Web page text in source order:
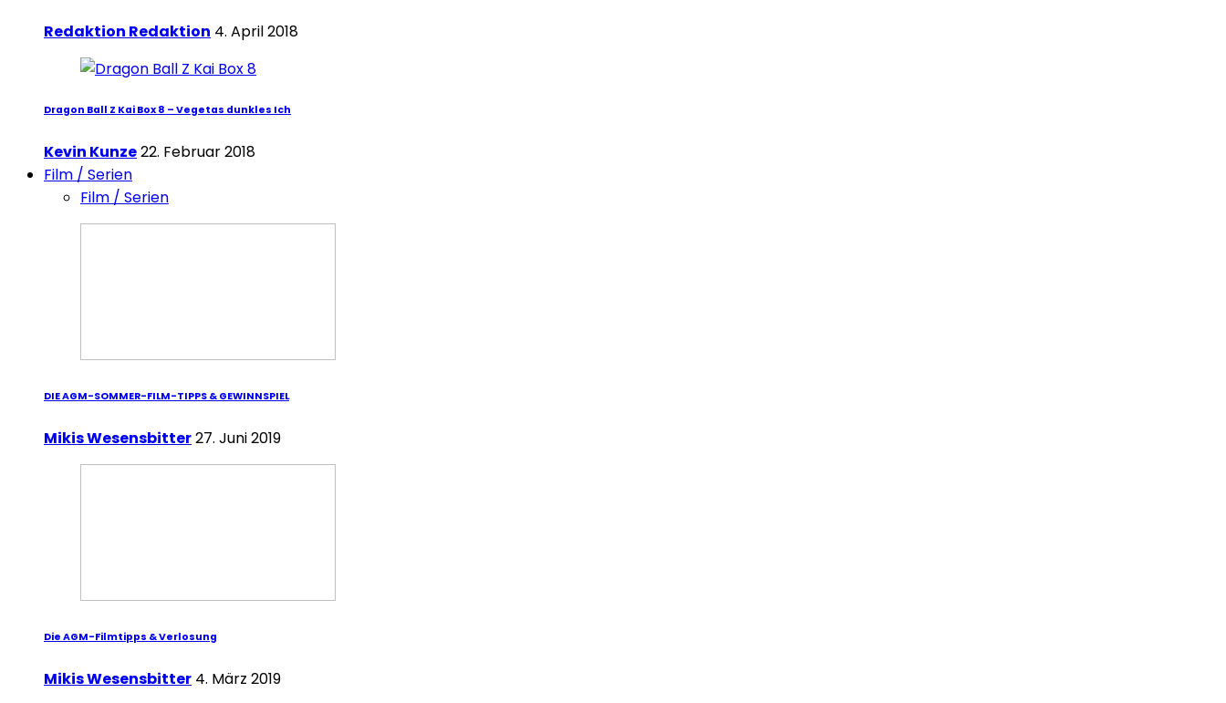
Redaktion Redaktion 4. April 2018
Dragon Ball Z Kai Box 8 – Vegetas dunkles Ich
Kevin Kunze22. Februar 2018
Film / Serien
Film / Serien
DIE AGM-SOMMER-FILM-TIPPS & GEWINNSPIEL
Mikis Wesensbitter27. Juni 2019
Die AGM-Filmtipps & Verlosung
Mikis Wesensbitter 4. März 2019